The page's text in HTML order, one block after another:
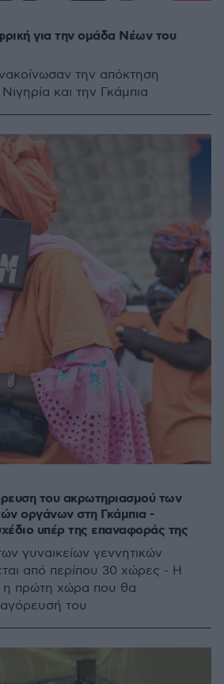
για την ομάδα Νέων του
την απόκτηση
και την Γκάμπια
του ακρωτηριασμού των
οργάνων στη Γκάμπια -
υπέρ της επαναφοράς της
γυναικείων γεννητικών
από περίπου 30 χώρες - Η
η πρώτη χώρα που θα
του